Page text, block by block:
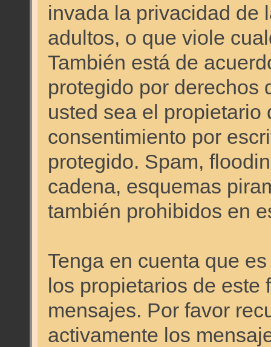
invada la privacidad de
adultos, o que viole
También está de
protegido por derechos
usted sea el propietario
consentimiento por
protegido. Spam,
cadena, esquemas
también prohibidos en
Tenga en cuenta que
los propietarios de
mensajes. Por favor
activamente los